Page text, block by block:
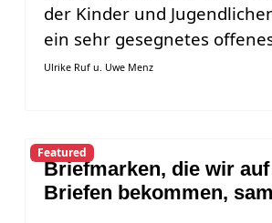
der Kinder und
ein sehr gesegnetes
Ulrike Ruf u. Uwe Menz
Featured
Briefmarken, die wir auf
Briefen bekommen,